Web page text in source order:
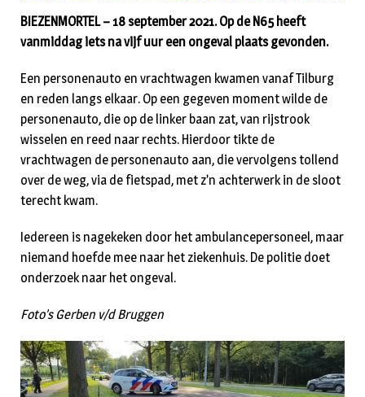
BIEZENMORTEL – 18 september 2021. Op de N65 heeft
vanmiddag iets na vijf uur een ongeval plaats gevonden.
Een personenauto en vrachtwagen kwamen vanaf Tilburg
en reden langs elkaar. Op een gegeven moment wilde de
personenauto, die op de linker baan zat, van rijstrook
wisselen en reed naar rechts. Hierdoor tikte de
vrachtwagen de personenauto aan, die vervolgens tollend
over de weg, via de fietspad, met z’n achterwerk in de sloot
terecht kwam.
Iedereen is nagekeken door het ambulancepersoneel, maar
niemand hoefde mee naar het ziekenhuis. De politie doet
onderzoek naar het ongeval.
Foto’s Gerben v/d Bruggen